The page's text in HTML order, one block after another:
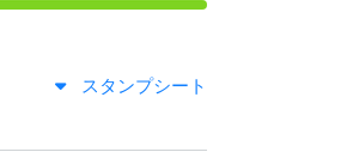
スタンプシート